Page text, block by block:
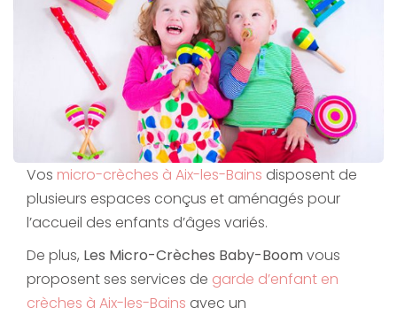
Vos micro-crèches à Aix-les-Bains disposent de
plusieurs espaces conçus et aménagés pour
l’accueil des enfants d’âges variés.
De plus, Les Micro-Crèches Baby-Boomvous
proposent ses services de garde d’enfant en
crèches à Aix-les-Bains avec un